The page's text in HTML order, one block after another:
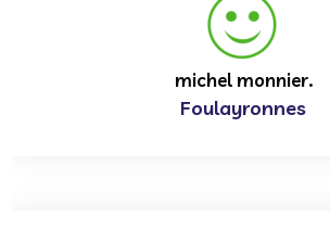
michel monnier.
Foulayronnes